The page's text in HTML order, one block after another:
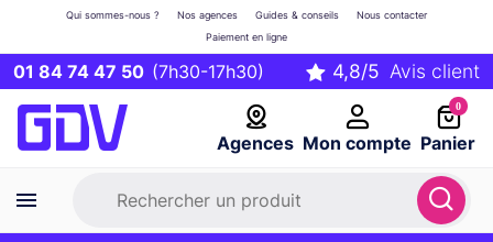
01 84 74 47 50 (7h30-17h30)
Agences Mon compte
Qui sommes-nous ? Nos agences Guides & conseils
Nous contacter
Paiement en ligne
0
Panier